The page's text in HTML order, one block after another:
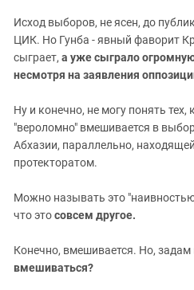
Исход выборов, не ясен, до
ЦИК. Но Гунба - явный фаворит
сыграет, а уже сыграло
несмотря на заявления
Ну и конечно, не могу понять
"вероломно" вмешивается в
Абхазии, параллельно,
протекторатом.
Можно называть это
что этосовсем другое.
Конечно, вмешивается. Но, задам
вмешиваться?